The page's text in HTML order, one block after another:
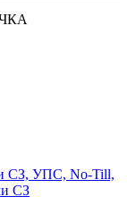
СЗ, УПС, No-Till,
СЗ